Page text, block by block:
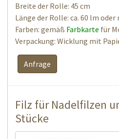
Breite der Rolle: 45 cm
Länge der Rolle: ca. 60 lm oder
Farben: gemäß Farbkarte für
Verpackung: Wicklung mit
Anfrage
Filz für Nadelfilzen
Stücke